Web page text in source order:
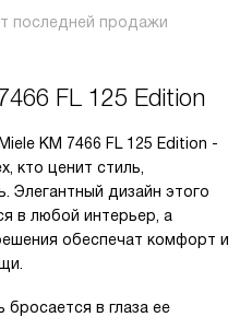
последней продажи
FL 125 Edition
KM 7466 FL 125 Edition -
кто ценит стиль,
Элегантный дизайн этого
в любой интерьер, а
обеспечат комфорт и
бросается в глаза ее